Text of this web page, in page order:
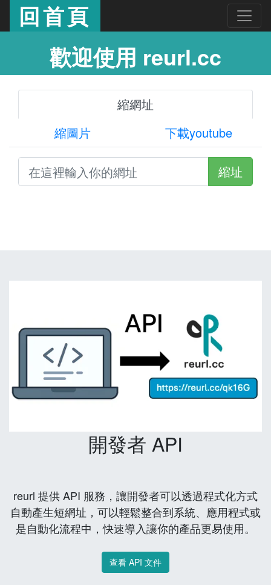
回首頁
歡迎使用 reurl.cc
縮網址
縮圖片
下載youtube
縮址
開發者 API
reurl 提供 API 服務，讓開發者可以透過程式化方式
自動產生短網址，可以輕鬆整合到系統、應用程式或
是自動化流程中，快速導入讓你的產品更易使用。
查看 API 文件